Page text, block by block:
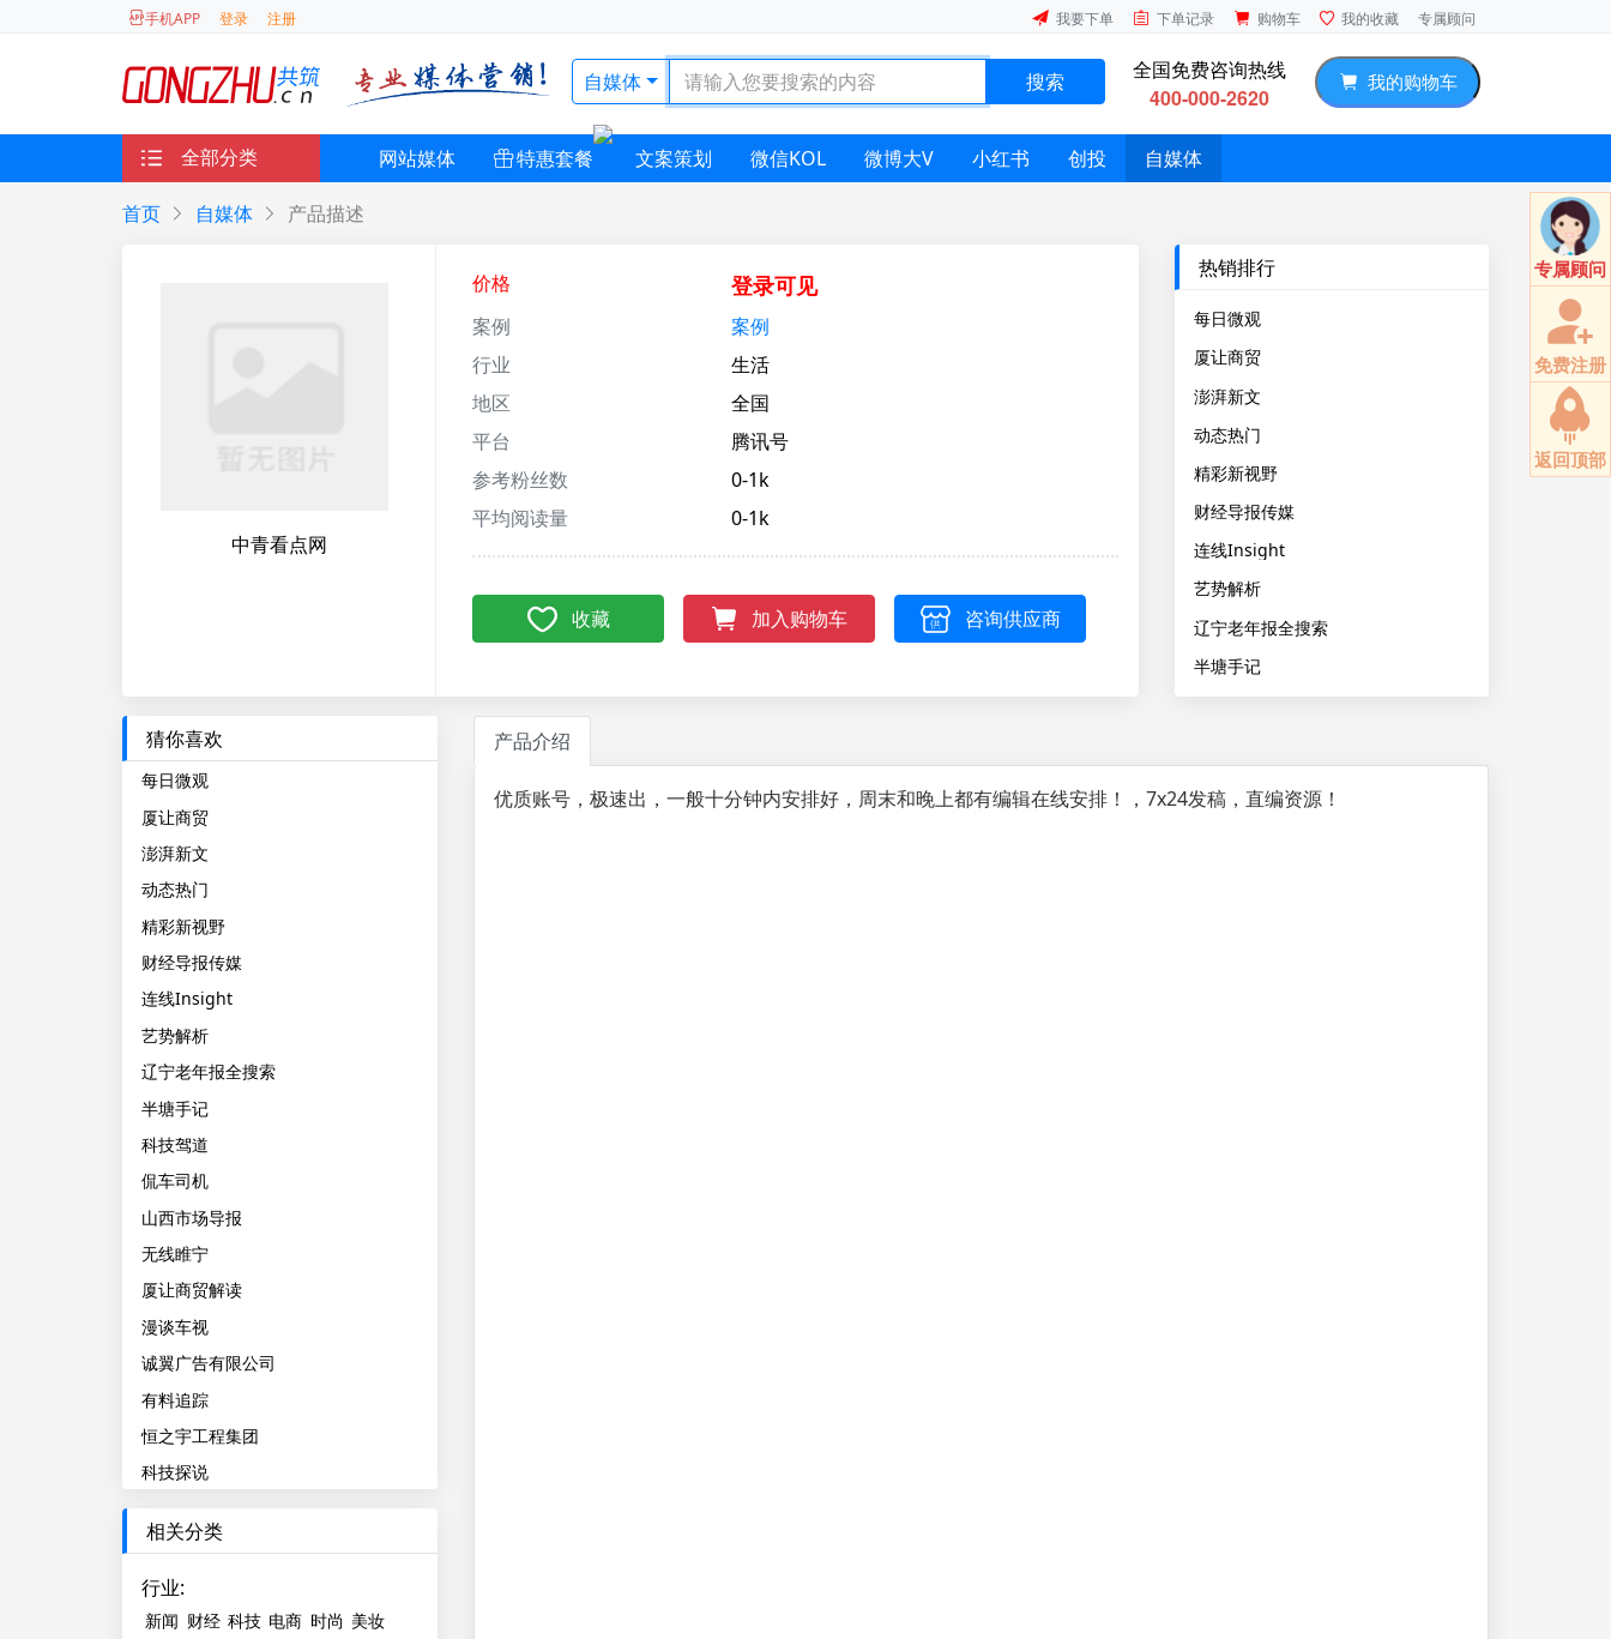
手机APP 登录 注册 我要下单 下单记录 购物车 我的收藏 专属顾问
自媒体 搜索 全国免费咨询热线
400-000-2620
我的购物车
全部分类 网站媒体 特惠套餐 文案策划 微信KOL 微博大V 小红书 创投 自媒体
首页 自媒体 产品描述
中青看点网
价格 登录可见
案例
案例
行业
生活
地区
全国
平台
腾讯号
参考粉丝数
0-1k
平均阅读量
0-1k
收藏 加入购物车 咨询供应商
热销排行
每日微观
厦让商贸
澎湃新文
动态热门
精彩新视野
财经导报传媒
连线Insight
艺势解析
辽宁老年报全搜索
半塘手记
猜你喜欢
每日微观
厦让商贸
澎湃新文
动态热门
精彩新视野
财经导报传媒
连线Insight
艺势解析
辽宁老年报全搜索
半塘手记
科技驾道
侃车司机
山西市场导报
无线睢宁
厦让商贸解读
漫谈车视
诚翼广告有限公司
有料追踪
恒之宇工程集团
科技探说
相关分类
行业:
新闻 财经 科技 电商 时尚 美妆
产品介绍
优质账号，极速出，一般十分钟内安排好，周末和晚上都有编辑在线安排！，7x24发稿，直编资源！
专属顾问
免费注册
返回顶部